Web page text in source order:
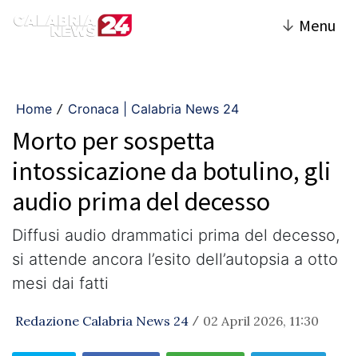
↓ Menu
Home / Cronaca | Calabria News 24
Morto per sospetta
intossicazione da botulino, gli
audio prima del decesso
Diffusi audio drammatici prima del decesso,
si attende ancora l’esito dell’autopsia a otto
mesi dai fatti
Redazione Calabria News 24 / 02 April 2026, 11:30